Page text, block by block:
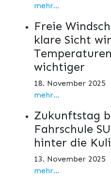
mehr...
Freie
klare Sicht
wichtiger
18. November 2025
mehr...
Zukunftstag
Fahrschule
hinter die
13. November 2025
mehr...